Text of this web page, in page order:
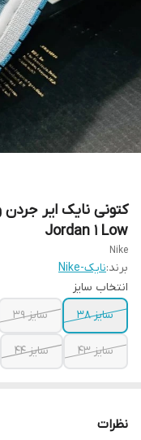
Jordan 1 Low
Nike
برند:نایک-Nike
انتخاب سایز
سایز ۳۸
سایز ۳۹
سایز ۴۳ سایز ۴۴
نظرات